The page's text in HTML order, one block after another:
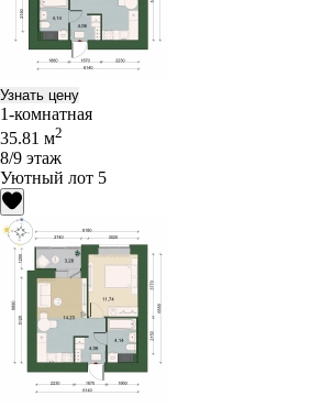
Узнать цену
1-комнатная
35.81 м2
8/9 этаж
Уютный лот 5